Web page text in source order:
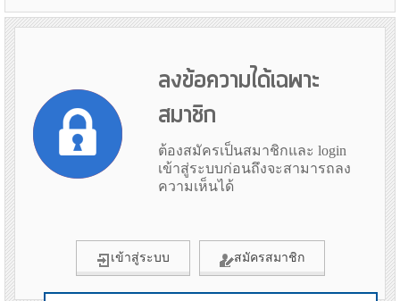
ลงข้อความได้เฉพาะ
สมาชิก
ต้องสมัครเป็นสมาชิกและ login
เข้าสู่ระบบก่อนถึงจะสามารถลง
ความเห็นได้
เข้าสู่ระบบ สมัครสมาชิก